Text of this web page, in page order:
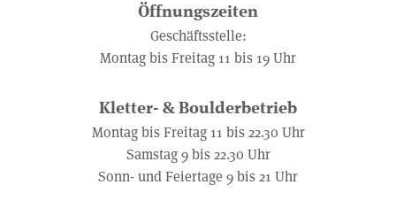
Öffnungszeiten
Geschäftsstelle:
Montag bis Freitag 11 bis 19 Uhr
Kletter- & Boulderbetrieb
Montag bis Freitag 11 bis 22.30 Uhr
Samstag 9 bis 22.30 Uhr
Sonn- und Feiertage 9 bis 21 Uhr